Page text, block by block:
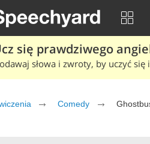
się prawdziwego
słowa i zwroty, by uczyć
Comedy